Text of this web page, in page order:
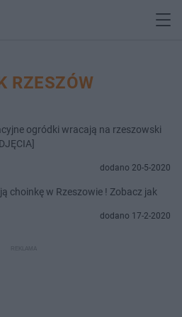
RZESZÓW
ogródki wracają na rzeszowski
dodano 20-5-2020
choinkę w Rzeszowie ! Zobacz jak
dodano 17-2-2020